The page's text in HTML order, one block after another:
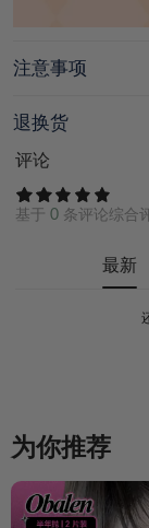
注意事项
退换货
评论
基于 0条评论综合
最新
为你推荐